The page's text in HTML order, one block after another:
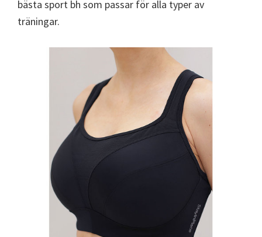
bästa sport bh som passar för alla typer av
träningar.